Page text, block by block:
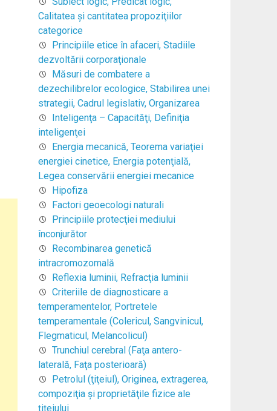
Calitatea şi cantitatea propoziţiilor
categorice
Principiile etice în afaceri, Stadiile
dezvoltării corporaţionale
Măsuri de combatere a
dezechilibrelor ecologice, Stabilirea unei
strategii, Cadrul legislativ, Organizarea
Inteligenţa – Capacităţi, Definiţia
inteligenţei
Energia mecanică, Teorema variaţiei
energiei cinetice, Energia potenţială,
Legea conservării energiei mecanice
Hipofiza
Factori geoecologi naturali
Principiile protecţiei mediului
înconjurător
Recombinarea genetică
intracromozomală
Reflexia luminii, Refracţia luminii
Criteriile de diagnosticare a
temperamentelor, Portretele
temperamentale (Colericul, Sangvinicul,
Flegmaticul, Melancolicul)
Trunchiul cerebral (Faţa antero-
laterală, Faţa posterioară)
Petrolul (ţiţeiul), Originea, extragerea,
compoziţia şi proprietăţile fizice ale
ţiţeiului